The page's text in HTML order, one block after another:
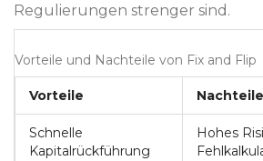
Regulierungen strenger sind.
Vorteile und Nachteile von Fix and Flip
Vorteile Nachteile
Schnelle
Kapitalrückführung
Hohes